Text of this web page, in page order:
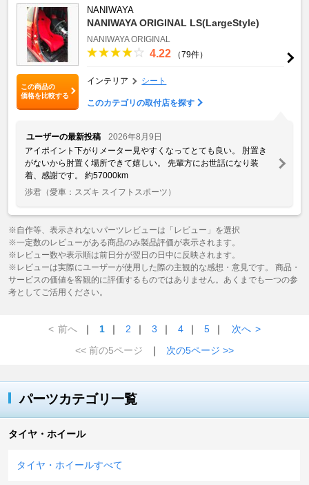
この商品の
価格を比較する
NANIWAYA
NANIWAYA ORIGINAL LS(LargeStyle)
NANIWAYA ORIGINAL
4.22 （79件）
インテリア シート
このカテゴリの取付店を探す
ユーザーの最新投稿
2026年8月9日
アイポイント下がりメーター見やすくなってとても良い。 肘置き
がないから肘置く場所できて嬉しい。 先輩方にお世話になり装
着、感謝です。 約57000km
渉君 （愛車：スズキ スイフトスポーツ）
※自作等、表示されないパーツレビューは「レビュー」を選択
※一定数のレビューがある商品のみ製品評価が表示されます。
※レビュー数や表示順は前日分が翌日の日中に反映されます。
※レビューは実際にユーザーが使用した際の主観的な感想・意見です。 商品・
サービスの価値を客観的に評価するものではありません。あくまでも一つの参
考としてご活用ください。
< 前へ ｜ 1 ｜ 2 ｜ 3 ｜ 4 ｜ 5 ｜ 次へ >
<< 前の5ページ
｜ 次の5ページ >>
パーツカテゴリ一覧
タイヤ・ホイール
タイヤ・ホイールすべて